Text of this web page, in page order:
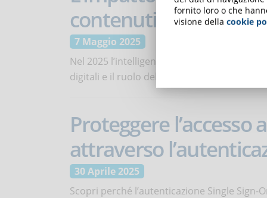
contenuti eLearning
7 Maggio 2025
Nel 2025 l’intelligenza artificiale sta
digitali e il ruolo del progettista didattico.
Proteggere
attraverso
30 Aprile 2025
Scopri perché l’autenticazione Single Sign-
fornito loro o che
visione della cookie